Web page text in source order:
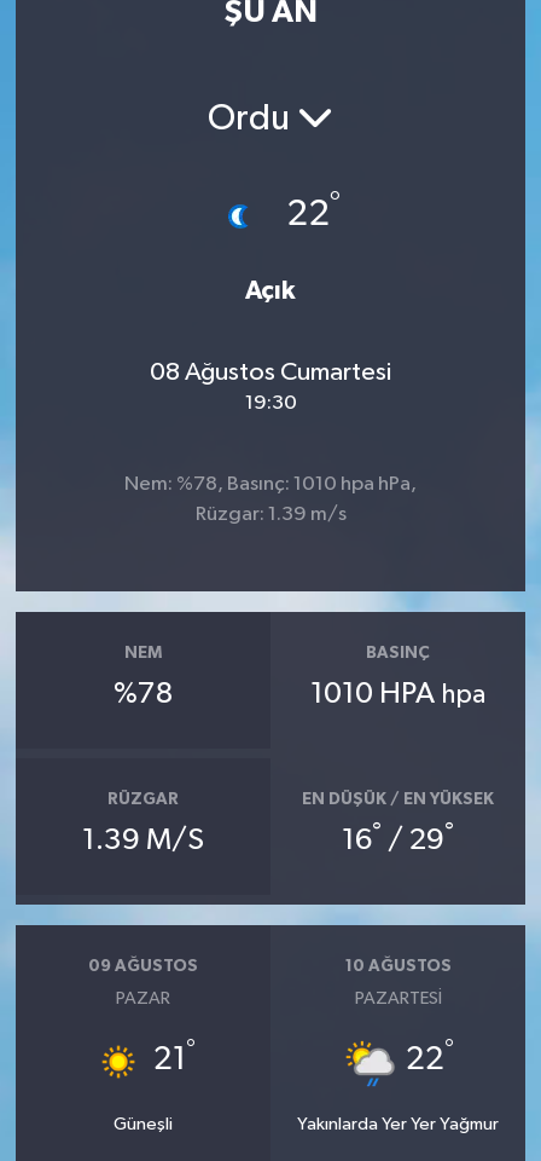
ŞU AN
Ordu
22°
Açık
08 Ağustos Cumartesi
19:30
Nem: %78, Basınç: 1010 hpa hPa,
Rüzgar: 1.39 m/s
NEM
%78
BASINÇ
1010 HPA hpa
RÜZGAR
1.39 M/S
EN DÜŞÜK / EN YÜKSEK
16° / 29°
09 AĞUSTOS
PAZAR
21 °
Güneşli
10 AĞUSTOS
PAZARTESI
22°
Yakınlarda Yer Yer Yağmur
YAŞAM